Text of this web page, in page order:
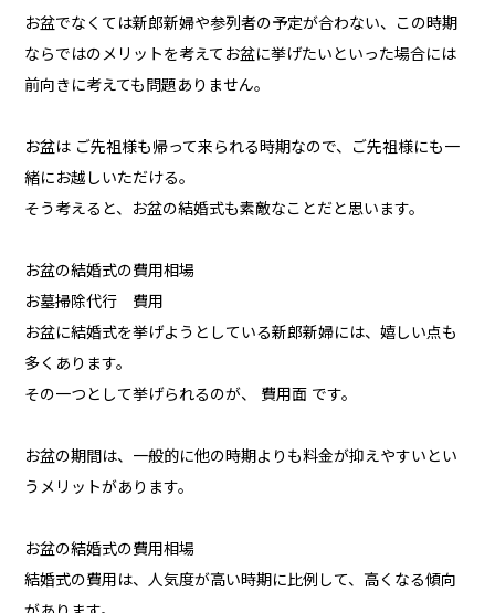
お盆でなくては新郎新婦や参列者の予定が合わない、この時期
ならではのメリットを考えてお盆に挙げたいといった場合には
前向きに考えても問題ありません。
お盆は ご先祖様も帰って来られる時期なので、ご先祖様にも一
緒にお越しいただける。
そう考えると、お盆の結婚式も素敵なことだと思います。
お盆の結婚式の費用相場
お墓掃除代行 費用
お盆に結婚式を挙げようとしている新郎新婦には、嬉しい点も
多くあります。
その一つとして挙げられるのが、 費用面 です。
お盆の期間は、一般的に他の時期よりも料金が抑えやすいとい
うメリットがあります。
お盆の結婚式の費用相場
結婚式の費用は、人気度が高い時期に比例して、高くなる傾向